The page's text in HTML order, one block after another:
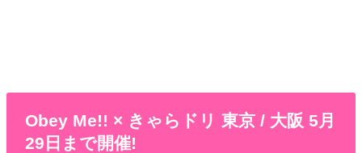
Obey Me!! × きゃらドリ 東京 / 大阪 5月
29日まで開催!